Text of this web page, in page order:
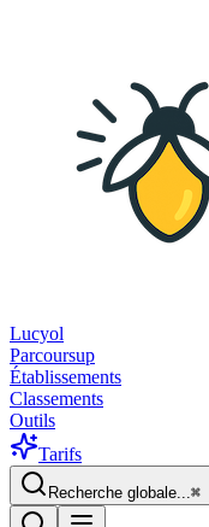
Lucyol
Parcoursup
Établissements
Classements
Outils
Tarifs
Recherche globale...⌘